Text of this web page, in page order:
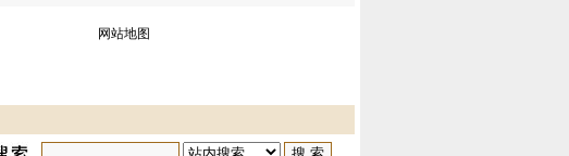
网站地图